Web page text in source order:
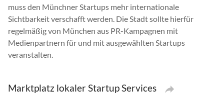
muss den Münchner Startups mehr internationale
Sichtbarkeit verschafft werden. Die Stadt sollte hierfür
regelmäßig von München aus PR-Kampagnen mit
Medienpartnern für und mit ausgewählten Startups
veranstalten.
Marktplatz lokaler Startup Services